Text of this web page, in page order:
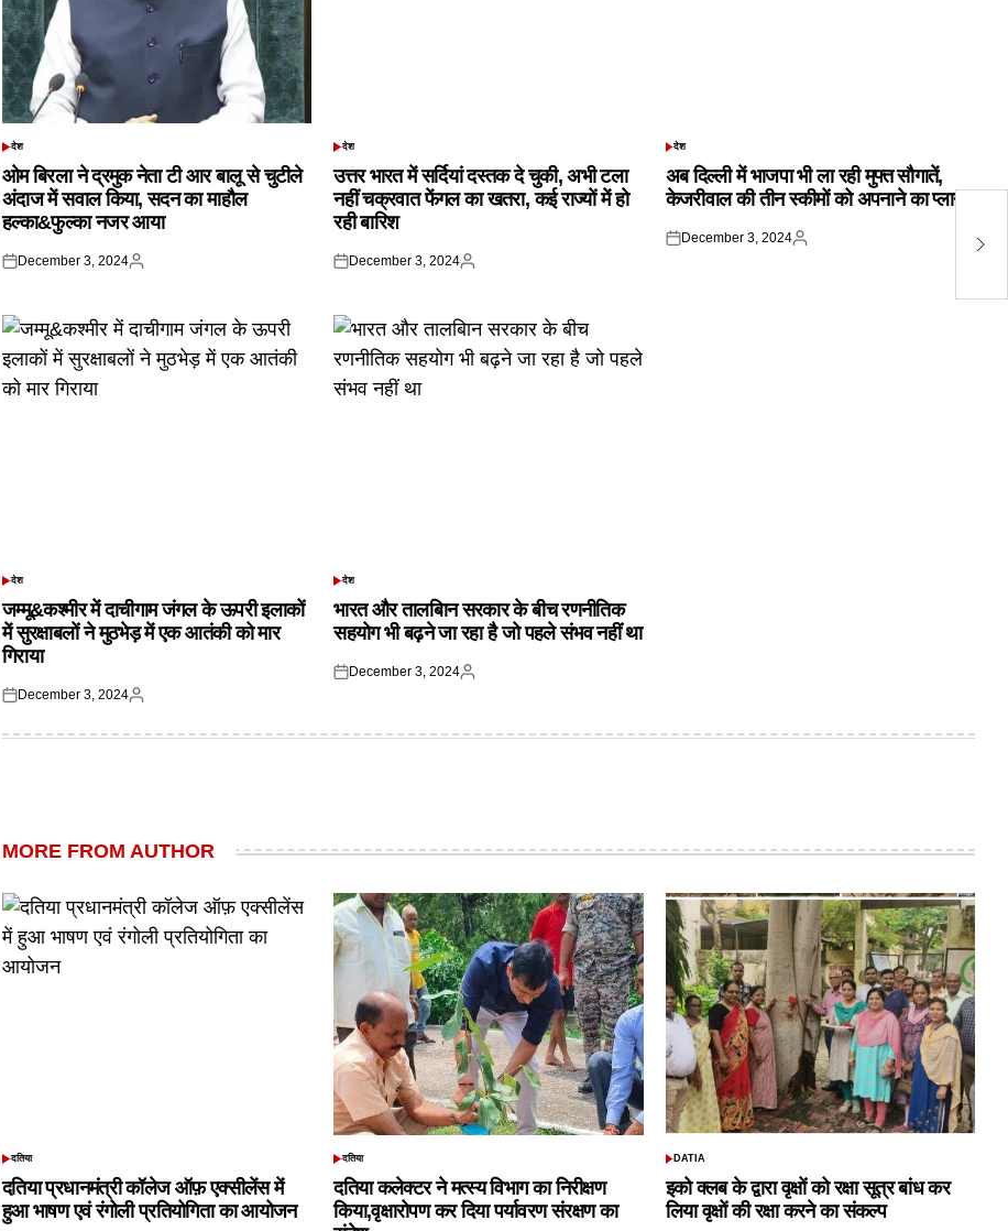
POSTED
देश
ओम बिरला ने द्रमुक नेता टी आर बालू से चुटीले
अंदाज में सवाल किया, सदन का माहौल
हल्का&फुल्का नजर आया
Posted
December 3, 2024
Posted
POSTED
देश
उत्तर भारत में सर्दियां दस्तक दे चुकी, अभी टला
नहीं चक्रवात फेंगल का खतरा, कई राज्यों में हो
रही बारिश
Posted
December 3, 2024
Posted
POSTED
देश
अब दिल्ली में भाजपा भी ला रही मुफ्त सौगातें,
केजरीवाल की तीन स्कीमों को अपनाने का प्लान
Posted
December 3, 2024
Posted
POSTED
देश
जम्मू&कश्मीर में दाचीगाम जंगल के ऊपरी इलाकों
में सुरक्षाबलों ने मुठभेड़ में एक आतंकी को मार
गिराया
Posted
December 3, 2024
Posted
POSTED
देश
भारत और तालबिान सरकार के बीच रणनीतिक
सहयोग भी बढ़ने जा रहा है जो पहले संभव नहीं था
Posted
December 3, 2024
Posted
MORE FROM AUTHOR
POSTED
दतिया
दतिया प्रधानमंत्री कॉलेज ऑफ़ एक्सीलेंस में
हुआ भाषण एवं रंगोली प्रतियोगिता का आयोजन
POSTED
दतिया
दतिया कलेक्टर ने मत्स्य विभाग का निरीक्षण
किया,वृक्षारोपण कर दिया पर्यावरण संरक्षण का
POSTED
DATIA
इको क्लब के द्वारा वृक्षों को रक्षा सूत्र बांध कर
लिया वृक्षों की रक्षा करने का संकल्प